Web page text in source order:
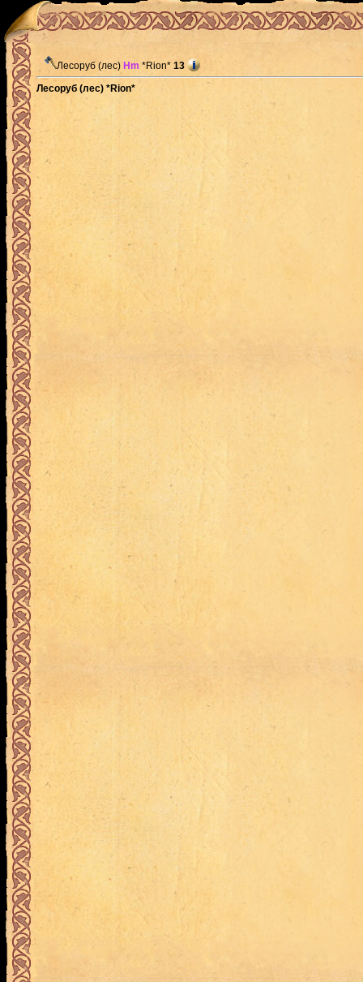
Лесоруб (лес) Hm *Rion* 13
Лесоруб (лес) *Rion*